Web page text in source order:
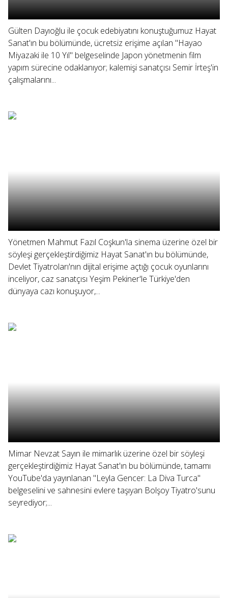
Gülten Dayıoğlu ile çocuk edebiyatını konuştuğumuz Hayat
Sanat'ın bu bölümünde, ücretsiz erişime açılan "Hayao
Miyazaki ile 10 Yıl" belgeselinde Japon yönetmenin film
yapım sürecine odaklanıyor; kalemişi sanatçısı Semir İrteş'in
çalışmalarını...
Yönetmen Mahmut Fazıl Coşkun'la sinema üzerine özel bir
söyleşi gerçekleştirdiğimiz Hayat Sanat'ın bu bölümünde,
Devlet Tiyatroları'nın dijital erişime açtığı çocuk oyunlarını
inceliyor, caz sanatçısı Yeşim Pekiner'le Türkiye'den
dünyaya cazı konuşuyor,...
Mimar Nevzat Sayın ile mimarlık üzerine özel bir söyleşi
gerçekleştirdiğimiz Hayat Sanat'ın bu bölümünde, tamamı
YouTube'da yayınlanan "Leyla Gencer: La Diva Turca"
belgeselini ve sahnesini evlere taşıyan Bolşoy Tiyatro'sunu
seyrediyor;...